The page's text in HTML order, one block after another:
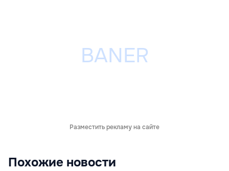
Разместить рекламу на сайте
Похожие новости